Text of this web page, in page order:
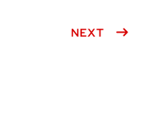
NEXT